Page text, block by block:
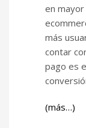
en mayor
más
contar
pago es
(más…)